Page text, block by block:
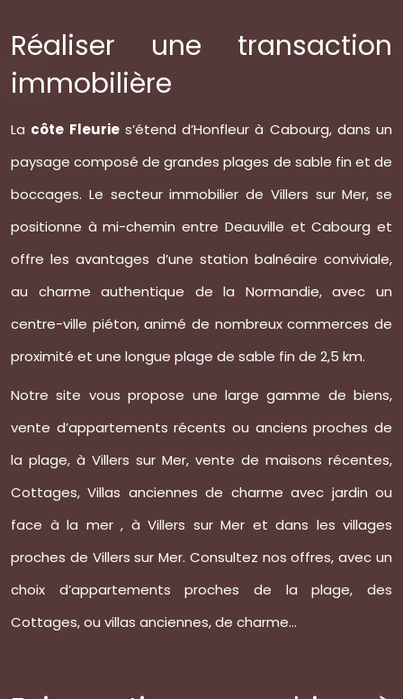
Réaliser une transaction
immobilière
La côte Fleuries’étend d’Honfleur à Cabourg, dans un
paysage composé de grandes plages de sable fin et de
boccages. Le secteur immobilier de Villers sur Mer, se
positionne à mi-chemin entre Deauville et Cabourg et
offre les avantages d’une station balnéaire conviviale,
au charme authentique de la Normandie, avec un
centre-ville piéton, animé de nombreux commerces de
proximité et une longue plage de sable fin de 2,5 km.
Notre site vous propose une large gamme de biens,
vente d’appartements récents ou anciens proches de
la plage, à Villers sur Mer, vente de maisons récentes,
Cottages, Villas anciennes de charme avec jardin ou
face à la mer , à Villers sur Mer et dans les villages
proches de Villers sur Mer. Consultez nos offres, avec un
choix d’appartements proches de la plage, des
Cottages, ou villas anciennes, de charme...